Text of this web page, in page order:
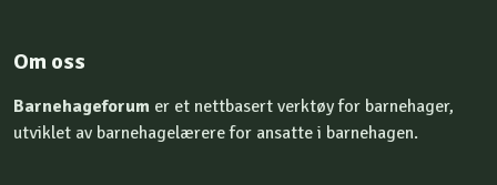
Om oss
Barnehageforum er et nettbasert verktøy for barnehager,
utviklet av barnehagelærere for ansatte i barnehagen.